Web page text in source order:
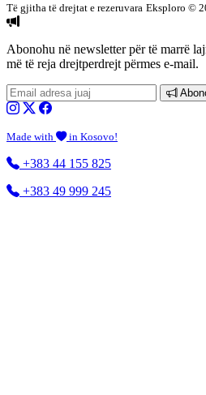
Të gjitha të drejtat e rezeruvara Eksploro ©
Abonohu në newsletterpër të marrë
më të reja drejtperdrejt përmes e-mail.
Made with in Kosovo!
+383 44 155 825
+383 49 999 245